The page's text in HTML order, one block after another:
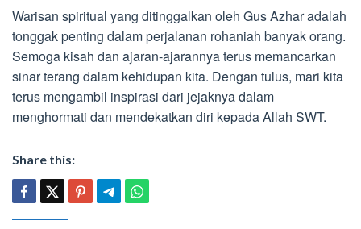
Warisan spiritual yang ditinggalkan oleh Gus Azhar adalah
tonggak penting dalam perjalanan rohaniah banyak orang.
Semoga kisah dan ajaran-ajarannya terus memancarkan
sinar terang dalam kehidupan kita. Dengan tulus, mari kita
terus mengambil inspirasi dari jejaknya dalam
menghormati dan mendekatkan diri kepada Allah SWT.
Share this: